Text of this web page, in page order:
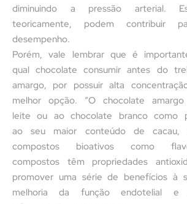
diminuindo a pressão arterial.
teoricamente, podem contribuir
desempenho.
Porém, vale lembrar que é
qual chocolate consumir antes do
amargo, por possuir alta
melhor opção. “O chocolate
leite ou ao chocolate branco como
ao seu maior conteúdo de
compostos bioativos como
compostos têm propriedades
promover uma série de benefícios à
melhoria da função endotelial